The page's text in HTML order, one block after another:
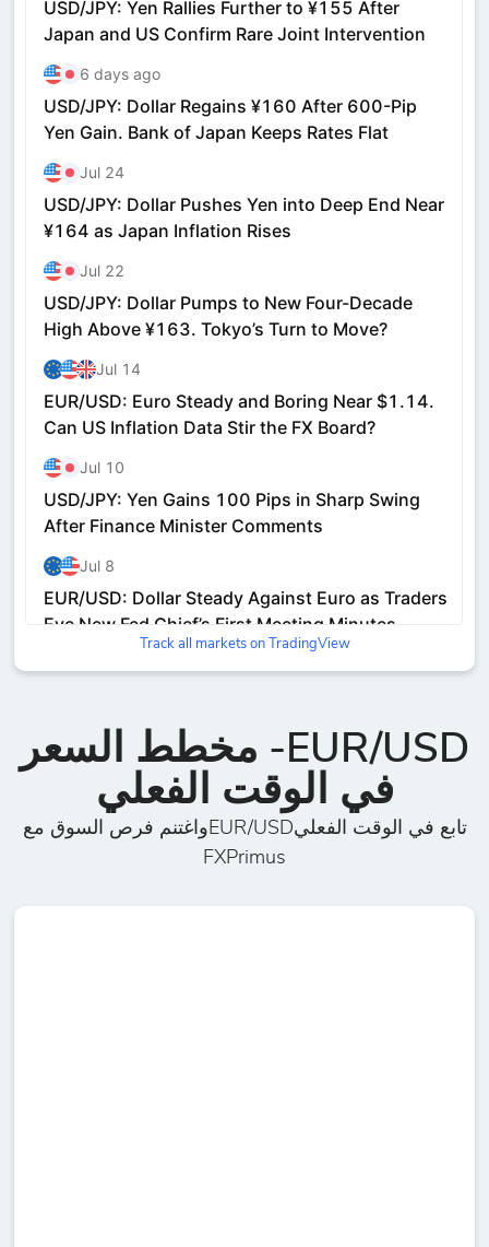
Track all markets on TradingView
EUR/USD- مخطط السعر
في الوقت الفعلي
تابع في الوقت الفعليEUR/USDواغتنم فرص السوق مع
FXPrimus